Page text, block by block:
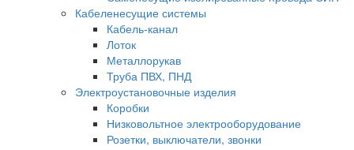
Кабеленесущие системы
Кабель-канал
Лоток
Металлорукав
Труба ПВХ, ПНД
Электроустановочные изделия
Коробки
Низковольтное электрооборудование
Розетки, выключатели, звонки